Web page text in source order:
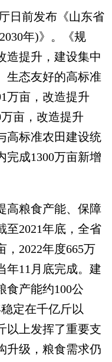
前发布《山东省
年)》。《规
造提升，建设集中
生态友好的高标准
万亩，改造提升
亩，改造提升
高标准农田建设统
完成1300万亩新增
粮食产能、保障
至2021年底，全省
，2022年度665万
年11月底完成。建
食产能约100公
定在千亿斤以
以上发挥了重要支
升级，粮食需求仍